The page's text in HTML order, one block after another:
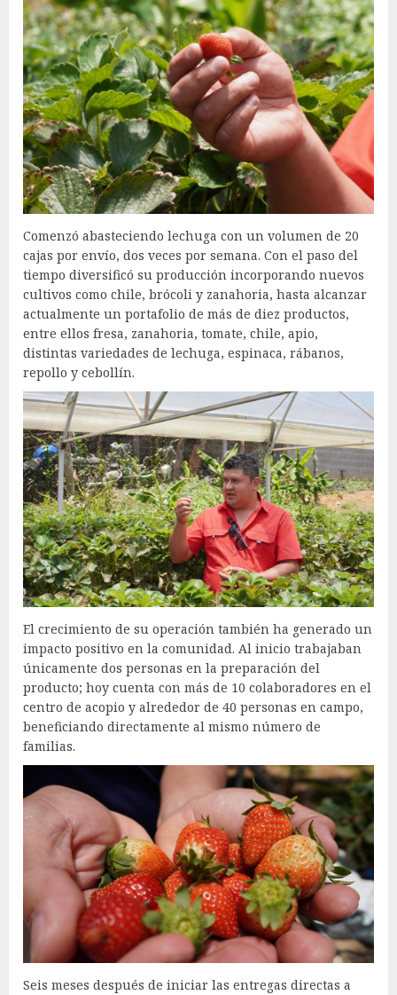
Comenzó abasteciendo lechuga con un volumen de 20
cajas por envío, dos veces por semana. Con el paso del
tiempo diversificó su producción incorporando nuevos
cultivos como chile, brócoli y zanahoria, hasta alcanzar
actualmente un portafolio de más de diez productos,
entre ellos fresa, zanahoria, tomate, chile, apio,
distintas variedades de lechuga, espinaca, rábanos,
repollo y cebollín.
El crecimiento de su operación también ha generado un
impacto positivo en la comunidad. Al inicio trabajaban
únicamente dos personas en la preparación del
producto; hoy cuenta con más de 10 colaboradores en el
centro de acopio y alrededor de 40 personas en campo,
beneficiando directamente al mismo número de
familias.
Seis meses después de iniciar las entregas directas a